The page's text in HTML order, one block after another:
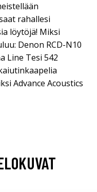
rahallesi
löytöjä! Miksi
Denon RCD-N10
Line Tesi 542
Advance Acoustics